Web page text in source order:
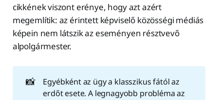
cikkének viszont erénye, hogy azt azért
megemlítik: az érintett képviselő közösségi médiás
képein nem látszik az eseményen résztvevő
alpolgármester.
📸
Egyébként az ügy a klasszikus fától az
erdőt esete. A legnagyobb probléma az